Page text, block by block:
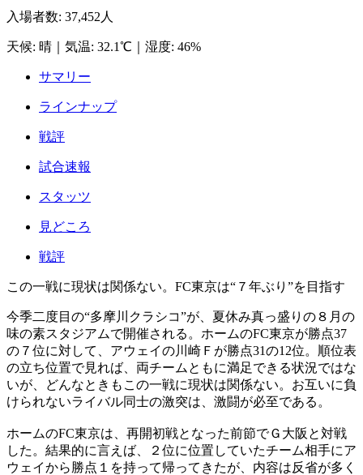
入場者数: 37,452人
天候: 晴 気温: 32.1℃ 湿度: 46%
サマリー
ラインナップ
戦評
試合速報
スタッツ
見どころ
戦評
この一戦に現状は関係ない。FC東京は“７年ぶり”を目指す
今季二度目の“多摩川クラシコ”が、夏休み真っ盛りの８月の
味の素スタジアムで開催される。ホームのFC東京が勝点37
の７位に対して、アウェイの川崎Ｆが勝点31の12位。順位表
の立ち位置で見れば、両チームともに満足できる状況ではな
いが、どんなときもこの一戦に現状は関係ない。お互いに負
けられないライバル同士の激突は、激闘が必至である。
ホームのFC東京は、再開初戦となった前節でＧ大阪と対戦
した。結果的に言えば、２位に位置していたチーム相手にア
ウェイから勝点１を持って帰ってきたが、内容は反省が多く